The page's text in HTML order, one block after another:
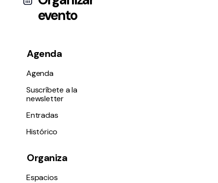
evento
Agenda
Agenda
Suscríbete a la
newsletter
Entradas
Histórico
Organiza
Espacios